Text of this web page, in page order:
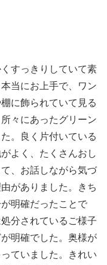
すっきりしていて素
当にお上手で、ワン
に飾られていて見る
々にあったグリーン
。良く片付いている
よく、たくさんおし
、お話しながら気づ
がありました。きち
明確だったことで
分されているご様子
明確でした。奥様が
ていました。きれい